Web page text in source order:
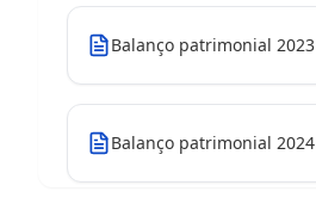
Balanço patrimonial 2023
Balanço patrimonial 2024